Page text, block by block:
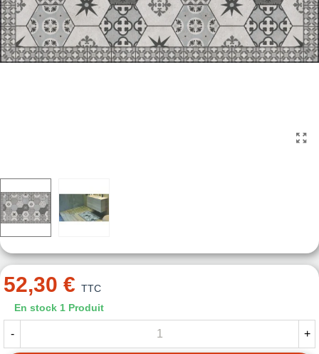
52,30 € TTC
En stock 1 Produit
- +